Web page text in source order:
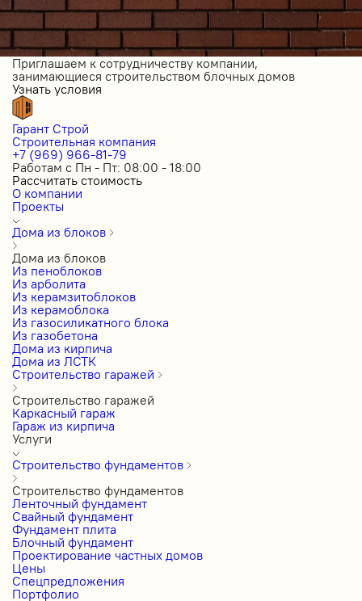
Приглашаем к сотрудничеству компании,
занимающиеся строительством блочных домов
Узнать условия
Гарант Строй
Строительная компания
+7 (969) 966-81-79
Работам с Пн - Пт: 08:00 - 18:00
Рассчитать стоимость
О компании
Проекты
Дома из блоков
Дома из блоков
Из пеноблоков
Из арболита
Из керамзитоблоков
Из керамоблока
Из газосиликатного блока
Из газобетона
Дома из кирпича
Дома из ЛСТК
Строительство гаражей
Строительство гаражей
Каркасный гараж
Гараж из кирпича
Услуги
Строительство фундаментов
Строительство фундаментов
Ленточный фундамент
Свайный фундамент
Фундамент плита
Блочный фундамент
Проектирование частных домов
Цены
Cпецпредложения
Портфолио